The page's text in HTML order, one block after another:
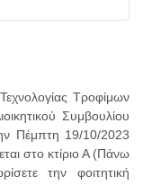
Τροφίμων
Συμβουλίου
Πέμπτη 19/10/2023
στο κτίριο Α (Πάνω
την φοιτητική